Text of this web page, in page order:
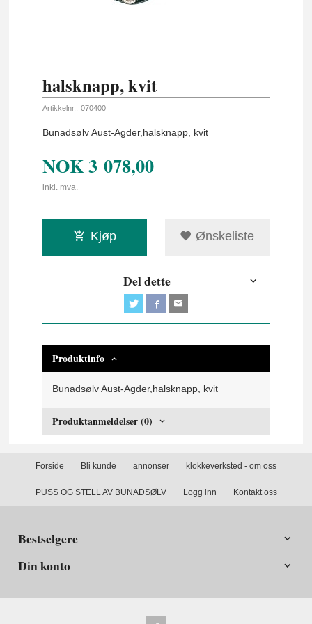
halsknapp, kvit
Artikkelnr.: 070400
Bunadsølv Aust-Agder,halsknapp, kvit
NOK3 078,00
inkl. mva.
Kjøp Ønskeliste
Del dette
Produktinfo
Bunadsølv Aust-Agder,halsknapp, kvit
Produktanmeldelser (0)
Forside Bli kunde annonser klokkeverksted - om oss
PUSS OG STELL AV BUNADSØLV Logg inn Kontakt oss
Bestselgere
Din konto